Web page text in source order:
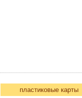
пластиковые карты